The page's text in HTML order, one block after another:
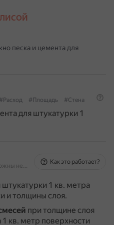
песка и цемента для
#Расход #Площадь #Стена
для штукатурки 1
На основе источников, возможны неточности
Как это работает?
штукатурки 1 кв. метра
и толщины слоя.
при толщине слоя
кв. метр поверхности